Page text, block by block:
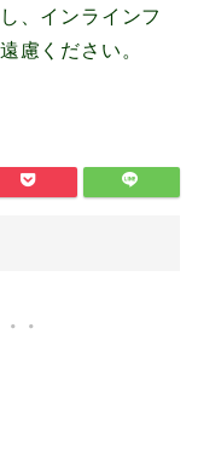
、インラインフ
慮ください。